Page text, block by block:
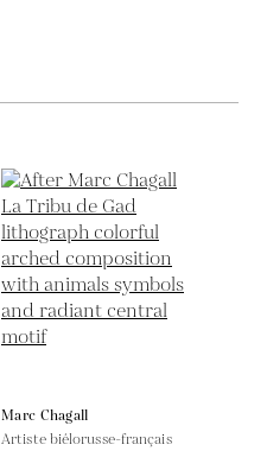
Marc Chagall
Artiste biélorusse-français